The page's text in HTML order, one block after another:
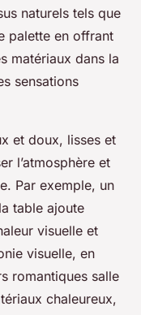
naturels tels que
palette en offrant
matériaux dans la
sensations
et doux, lisses et
l’atmosphère et
Par exemple, un
table ajoute
visuelle et
visuelle, en
romantiques salle
chaleureux,